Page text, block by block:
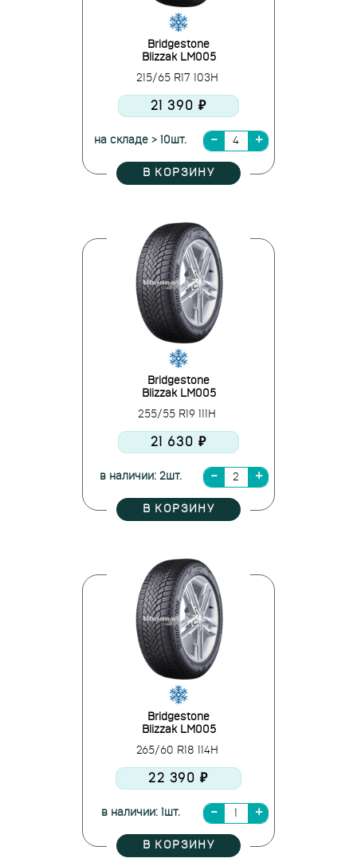
Bridgestone
Blizzak LM005
215/65 R17 103H
21 390 ₽
на складе > 10шт.
В КОРЗИНУ
Bridgestone
Blizzak LM005
255/55 R19 111H
21 630 ₽
в наличии: 2шт.
В КОРЗИНУ
Bridgestone
Blizzak LM005
265/60 R18 114H
22 390 ₽
в наличии: 1шт.
В КОРЗИНУ